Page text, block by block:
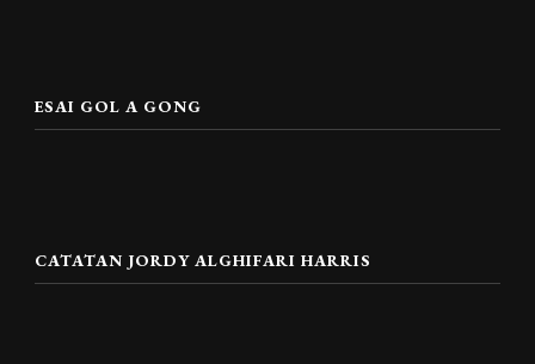
ESAI GOL A GONG
CATATAN JORDY ALGHIFARI HARRIS